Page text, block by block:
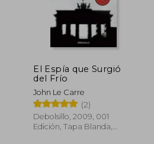
El Espía que Surgió
del Frío
John Le Carre
(2)
Debolsillo, 2009, 001
Edición, Tapa Blanda,